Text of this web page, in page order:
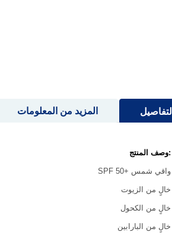
التفاصيل
:وصف المنتج
واقي شمس +50 SPF
خالٍ من الزيوت
خالٍ من الكحول
خالٍ من البارابين
المزيد من المعلومات